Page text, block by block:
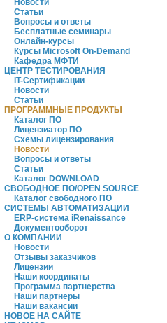
Новости
Статьи
Вопросы и ответы
Бесплатные семинары
Онлайн-курсы
Курсы Microsoft On-Demand
Кафедра МФТИ
ЦЕНТР ТЕСТИРОВАНИЯ
IT-Сертификации
Новости
Статьи
ПРОГРАММНЫЕ ПРОДУКТЫ
Каталог ПО
Лицензиатор ПО
Схемы лицензирования
Новости
Вопросы и ответы
Статьи
Каталог DOWNLOAD
СВОБОДНОЕ ПО/OPEN SOURCE
Каталог свободного ПО
СИСТЕМЫ АВТОМАТИЗАЦИИ
ERP-система iRenaissance
Документооборот
О КОМПАНИИ
Новости
Отзывы заказчиков
Лицензии
Наши координаты
Программа партнерства
Наши партнеры
Наши вакансии
НОВОЕ НА САЙТЕ